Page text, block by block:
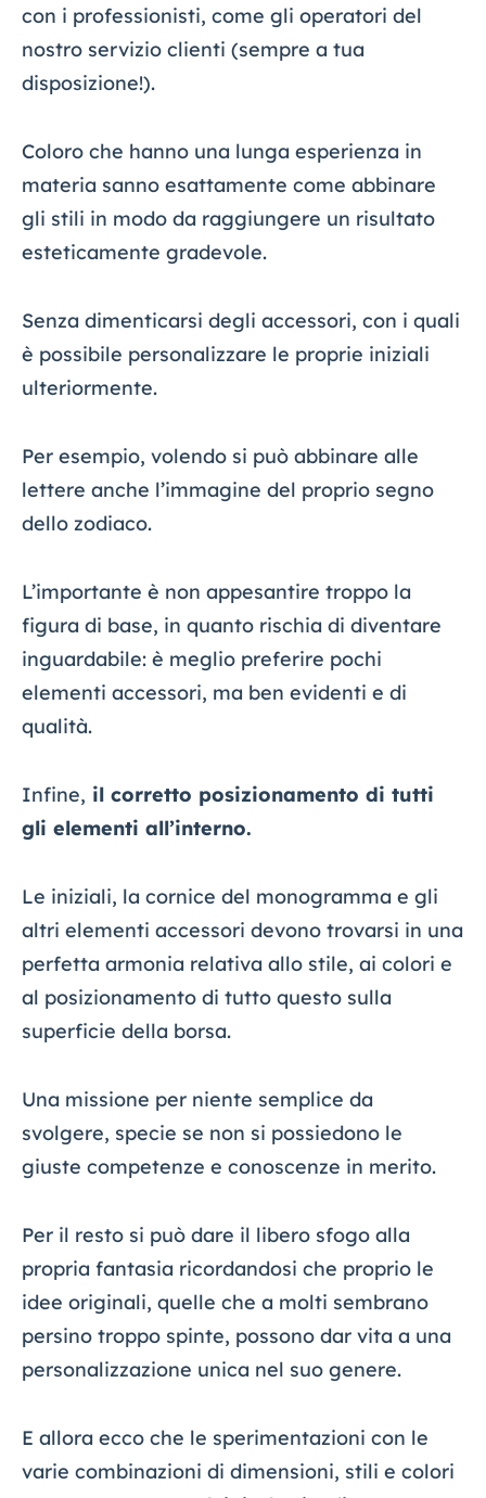
con i professionisti, come gli operatori del
nostro servizio clienti (sempre a tua
disposizione!).
Coloro che hanno una lunga esperienza in
materia sanno esattamente come abbinare
gli stili in modo da raggiungere un risultato
esteticamente gradevole.
Senza dimenticarsi degli accessori, con i quali
è possibile personalizzare le proprie iniziali
ulteriormente.
Per esempio, volendo si può abbinare alle
lettere anche l’immagine del proprio segno
dello zodiaco.
L’importante è non appesantire troppo la
figura di base, in quanto rischia di diventare
inguardabile: è meglio preferire pochi
elementi accessori, ma ben evidenti e di
qualità.
Infine, il corretto posizionamento di tutti
gli elementi all’interno.
Le iniziali, la cornice del monogramma e gli
altri elementi accessori devono trovarsi in una
perfetta armonia relativa allo stile, ai colori e
al posizionamento di tutto questo sulla
superficie della borsa.
Una missione per niente semplice da
svolgere, specie se non si possiedono le
giuste competenze e conoscenze in merito.
Per il resto si può dare il libero sfogo alla
propria fantasia ricordandosi che proprio le
idee originali, quelle che a molti sembrano
persino troppo spinte, possono dar vita a una
personalizzazione unica nel suo genere.
E allora ecco che le sperimentazioni con le
varie combinazioni di dimensioni, stili e colori